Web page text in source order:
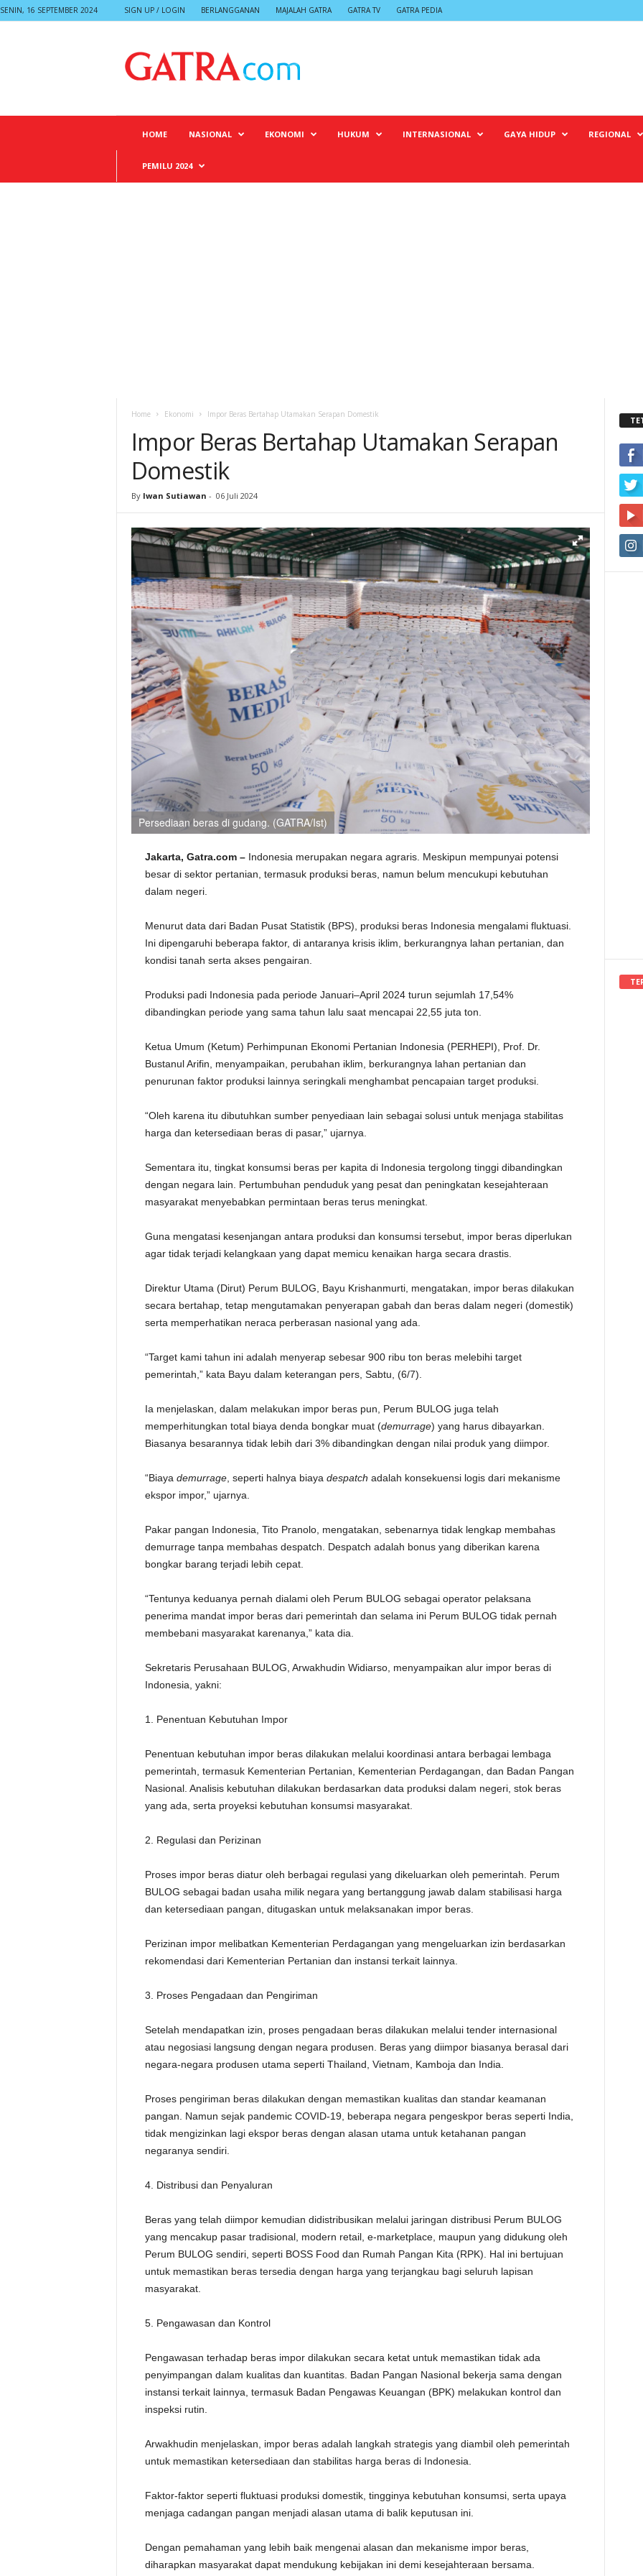
SENIN, 16 SEPTEMBER 2024 SIGN UP / LOGIN BERLANGGANAN MAJALAH GATRA GATRA TV GATRA PEDIA
HOME NASIONAL EKONOMI HUKUM INTERNASIONAL GAYA HIDUP REGIONAL
PEMILU 2024
Home Ekonomi Impor Beras Bertahap Utamakan Serapan Domestik
Impor Beras Bertahap Utamakan Serapan
Domestik
By Iwan Sutiawan - 06 Juli 2024
Persediaan beras di gudang. (GATRA/Ist)
Jakarta, Gatra.com – Indonesia merupakan negara agraris. Meskipun mempunyai potensi
besar di sektor pertanian, termasuk produksi beras, namun belum mencukupi kebutuhan
dalam negeri.
Menurut data dari Badan Pusat Statistik (BPS), produksi beras Indonesia mengalami fluktuasi.
Ini dipengaruhi beberapa faktor, di antaranya krisis iklim, berkurangnya lahan pertanian, dan
kondisi tanah serta akses pengairan.
Produksi padi Indonesia pada periode Januari–April 2024 turun sejumlah 17,54%
dibandingkan periode yang sama tahun lalu saat mencapai 22,55 juta ton.
Ketua Umum (Ketum) Perhimpunan Ekonomi Pertanian Indonesia (PERHEPI), Prof. Dr.
Bustanul Arifin, menyampaikan, perubahan iklim, berkurangnya lahan pertanian dan
penurunan faktor produksi lainnya seringkali menghambat pencapaian target produksi.
“Oleh karena itu dibutuhkan sumber penyediaan lain sebagai solusi untuk menjaga stabilitas
harga dan ketersediaan beras di pasar,” ujarnya.
Sementara itu, tingkat konsumsi beras per kapita di Indonesia tergolong tinggi dibandingkan
dengan negara lain. Pertumbuhan penduduk yang pesat dan peningkatan kesejahteraan
masyarakat menyebabkan permintaan beras terus meningkat.
Guna mengatasi kesenjangan antara produksi dan konsumsi tersebut, impor beras diperlukan
agar tidak terjadi kelangkaan yang dapat memicu kenaikan harga secara drastis.
Direktur Utama (Dirut) Perum BULOG, Bayu Krishanmurti, mengatakan, impor beras dilakukan
secara bertahap, tetap mengutamakan penyerapan gabah dan beras dalam negeri (domestik)
serta memperhatikan neraca perberasan nasional yang ada.
“Target kami tahun ini adalah menyerap sebesar 900 ribu ton beras melebihi target
pemerintah,” kata Bayu dalam keterangan pers, Sabtu, (6/7).
Ia menjelaskan, dalam melakukan impor beras pun, Perum BULOG juga telah
memperhitungkan total biaya denda bongkar muat (demurrage) yang harus dibayarkan.
Biasanya besarannya tidak lebih dari 3% dibandingkan dengan nilai produk yang diimpor.
“Biaya demurrage, seperti halnya biaya despatch adalah konsekuensi logis dari mekanisme
ekspor impor,” ujarnya.
Pakar pangan Indonesia, Tito Pranolo, mengatakan, sebenarnya tidak lengkap membahas
demurrage tanpa membahas despatch. Despatch adalah bonus yang diberikan karena
bongkar barang terjadi lebih cepat.
“Tentunya keduanya pernah dialami oleh Perum BULOG sebagai operator pelaksana
penerima mandat impor beras dari pemerintah dan selama ini Perum BULOG tidak pernah
membebani masyarakat karenanya,” kata dia.
Sekretaris Perusahaan BULOG, Arwakhudin Widiarso, menyampaikan alur impor beras di
Indonesia, yakni:
1. Penentuan Kebutuhan Impor
Penentuan kebutuhan impor beras dilakukan melalui koordinasi antara berbagai lembaga
pemerintah, termasuk Kementerian Pertanian, Kementerian Perdagangan, dan Badan Pangan
Nasional. Analisis kebutuhan dilakukan berdasarkan data produksi dalam negeri, stok beras
yang ada, serta proyeksi kebutuhan konsumsi masyarakat.
2. Regulasi dan Perizinan
Proses impor beras diatur oleh berbagai regulasi yang dikeluarkan oleh pemerintah. Perum
BULOG sebagai badan usaha milik negara yang bertanggung jawab dalam stabilisasi harga
dan ketersediaan pangan, ditugaskan untuk melaksanakan impor beras.
Perizinan impor melibatkan Kementerian Perdagangan yang mengeluarkan izin berdasarkan
rekomendasi dari Kementerian Pertanian dan instansi terkait lainnya.
3. Proses Pengadaan dan Pengiriman
Setelah mendapatkan izin, proses pengadaan beras dilakukan melalui tender internasional
atau negosiasi langsung dengan negara produsen. Beras yang diimpor biasanya berasal dari
negara-negara produsen utama seperti Thailand, Vietnam, Kamboja dan India.
Proses pengiriman beras dilakukan dengan memastikan kualitas dan standar keamanan
pangan. Namun sejak pandemic COVID-19, beberapa negara pengeskpor beras seperti India,
tidak mengizinkan lagi ekspor beras dengan alasan utama untuk ketahanan pangan
negaranya sendiri.
4. Distribusi dan Penyaluran
Beras yang telah diimpor kemudian didistribusikan melalui jaringan distribusi Perum BULOG
yang mencakup pasar tradisional, modern retail, e-marketplace, maupun yang didukung oleh
Perum BULOG sendiri, seperti BOSS Food dan Rumah Pangan Kita (RPK). Hal ini bertujuan
untuk memastikan beras tersedia dengan harga yang terjangkau bagi seluruh lapisan
masyarakat.
5. Pengawasan dan Kontrol
Pengawasan terhadap beras impor dilakukan secara ketat untuk memastikan tidak ada
penyimpangan dalam kualitas dan kuantitas. Badan Pangan Nasional bekerja sama dengan
instansi terkait lainnya, termasuk Badan Pengawas Keuangan (BPK) melakukan kontrol dan
inspeksi rutin.
Arwakhudin menjelaskan, impor beras adalah langkah strategis yang diambil oleh pemerintah
untuk memastikan ketersediaan dan stabilitas harga beras di Indonesia.
Faktor-faktor seperti fluktuasi produksi domestik, tingginya kebutuhan konsumsi, serta upaya
menjaga cadangan pangan menjadi alasan utama di balik keputusan ini.
Dengan pemahaman yang lebih baik mengenai alasan dan mekanisme impor beras,
diharapkan masyarakat dapat mendukung kebijakan ini demi kesejahteraan bersama.